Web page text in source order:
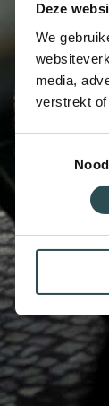
Deze
We
media,
verstrekt